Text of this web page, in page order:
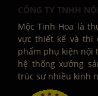
CÔNG TY TNHH
Mộc Tinh Hoa là
vực thiết kế và thi
phẩm phụ kiện nội
hệ thống xưởng
trúc sư nhiều kinh